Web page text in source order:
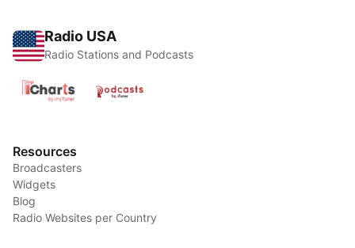
Radio USA
Radio Stations and Podcasts
Resources
Broadcasters
Widgets
Blog
Radio Websites per Country